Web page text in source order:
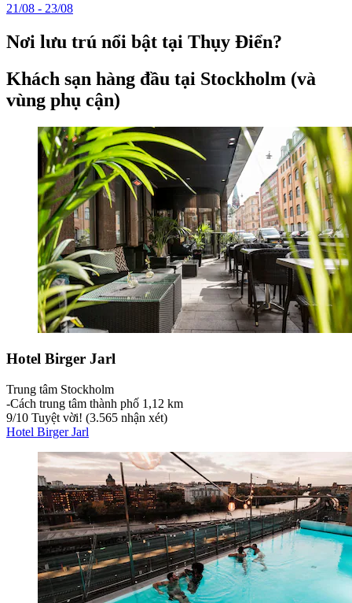
21/08 - 23/08
Nơi lưu trú nổi bật tại Thụy Điển?
Khách sạn hàng đầu tại Stockholm (và
vùng phụ cận)
Hotel Birger Jarl
Trung tâm Stockholm
‐Cách trung tâm thành phố 1,12 km
9/10 Tuyệt vời! (3.565 nhận xét)
Hotel Birger Jarl